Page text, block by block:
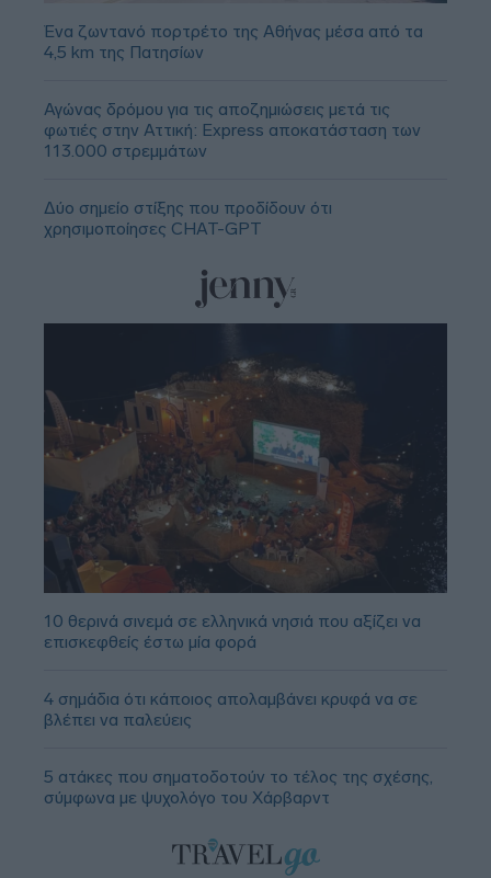
Ένα ζωντανό πορτρέτο της Αθήνας μέσα από τα
4,5 km της Πατησίων
Αγώνας δρόμου για τις αποζημιώσεις μετά τις
φωτιές στην Αττική: Express αποκατάσταση των
113.000 στρεμμάτων
Δύο σημείο στίξης που προδίδουν ότι
χρησιμοποίησες CHAT-GPT
10 θερινά σινεμά σε ελληνικά νησιά που αξίζει να
επισκεφθείς έστω μία φορά
4 σημάδια ότι κάποιος απολαμβάνει κρυφά να σε
βλέπει να παλεύεις
5 ατάκες που σηματοδοτούν το τέλος της σχέσης,
σύμφωνα με ψυχολόγο του Χάρβαρντ